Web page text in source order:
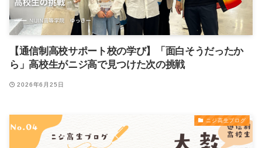
【通信制高校サポート校の学び】「面白そうだったか
ら」高校生がニジ高で見つけた次の挑戦
2026年6月25日
ニジ高生ブログ